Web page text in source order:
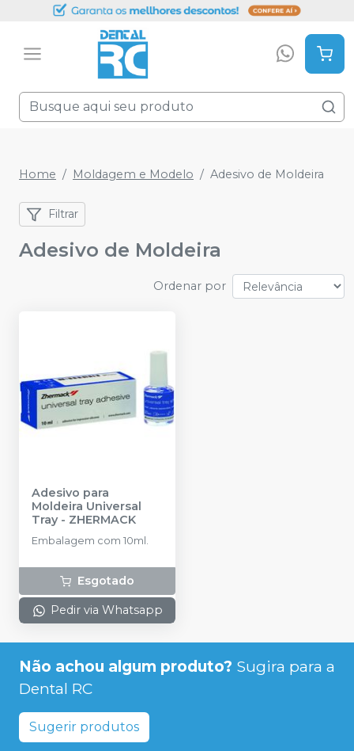
Home Moldagem e Modelo Adesivo de Moldeira
Filtrar
Adesivo de Moldeira
Ordenar por
Adesivo para
Moldeira Universal
Tray- ZHERMACK
Embalagem com 10ml.
Esgotado
Pedir via Whatsapp
Não achou algum produto? Sugira para a
Dental RC
Sugerir produtos